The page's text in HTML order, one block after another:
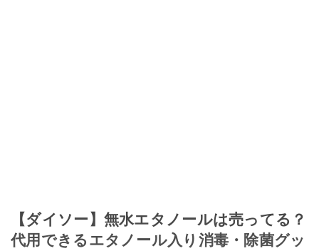
【ダイソー】無水エタノールは売ってる？
代用できるエタノール入り消毒・除菌グッ